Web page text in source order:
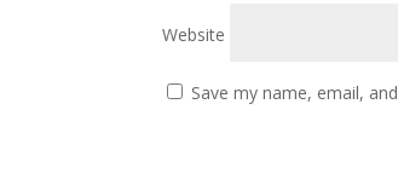
Website
Save my name, email,